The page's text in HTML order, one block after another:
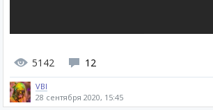
5142 12
VBI
28 сентября 2020, 15:45